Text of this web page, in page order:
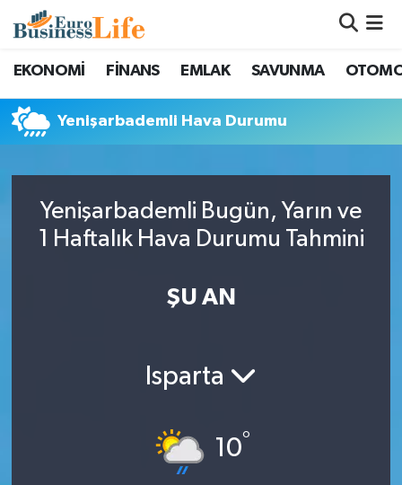
EKONOMİ FİNANS EMLAK SAVUNMA
Yenişarbademli Hava Durumu
Yenişarbademli Bugün, Yarın ve
1 Haftalık Hava Durumu Tahmini
ŞU AN
Isparta
10°
Nöbetçi Eczaneler
Hava Durumu
Trafik Durumu
Süper Lig Puan Durumu ve Fikstür